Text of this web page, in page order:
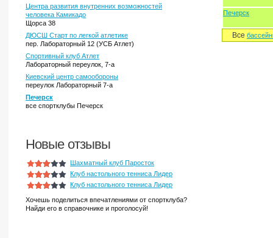
Центра развития внутренних возможностей
человека Камикадо
Щорса 38
ДЮСШ Старт по легкой атлетике
пер. Лабораторный 12 (УСБ Атлет)
Спортивный клуб Атлет
Лабораторный переулок, 7-а
Киевский центр самообороны
переулок Лабораторный 7-а
Печерск
все спортклубы Печерск
Новые отзывы
Шахматный клуб Паросток
Клуб настольного тенниса Лидер
Клуб настольного тенниса Лидер
Хочешь поделиться впечатлениями от спортклуба?
Найди его в справочнике и проголосуй!
Печерск
Все